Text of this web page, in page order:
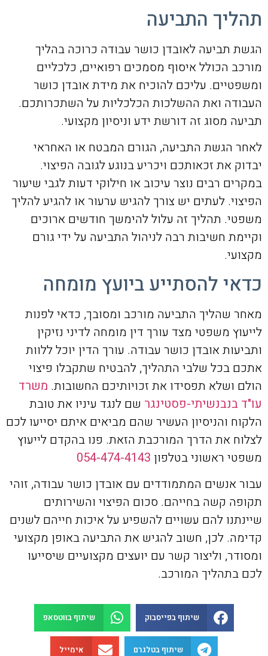
תהליך התביעה
הגשת תביעה לאובדן כושר עבודה כרוכה בהליך
מורכב הכולל איסוף מסמכים רפואיים, כלכליים
ומשפטיים. עליכם להוכיח את מידת אובדן כושר
העבודה ואת ההשלכות הכלכליות על השתכרותכם.
תביעה מסוג זה דורשת ידע וניסיון מקצועי.
לאחר הגשת התביעה, הגורם המבטח או האחראי
יבדוק את זכאותכם ויכריע בנוגע לגובה הפיצוי.
במקרים רבים נוצר עיכוב או חילוקי דעות לגבי שיעור
הפיצוי. לעתים יש צורך להגיש ערעור או להגיע להליך
משפטי. תהליך זה עלול להימשך חודשים ארוכים
וקיימת חשיבות רבה לניהול התביעה על ידי גורם
מקצועי.
כדאי להסתייע ביועץ מומחה
מאחר שהליך התביעה מורכב ומסובך, כדאי לפנות
לייעוץ משפטי מצד עורך דין מומחה לדיני נזיקין
ותביעות אובדן כושר עבודה. עורך הדין יוכל ללוות
אתכם בכל שלבי התהליך, להבטיח שתקבלו פיצוי
הולם ושלא תפסידו את זכויותיכם החשובות. משרד
עו"ד בנבנשיתי-פסטינגר שם לנגד עיניו את טובת
הלקוח והניסיון העשיר שהם מביאים איתם יסייעו לכם
לצלוח את הדרך המורכבת הזאת. פנו בהקדם לייעוץ
משפטי ראשוני בטלפון 054-474-4143
עבור אנשים המתמודדים עם אובדן כושר עבודה, זוהי
תקופה קשה בחייהם. סכום הפיצוי והשירותים
שיינתנו להם עשויים להשפיע על איכות חייהם לשנים
קדימה. לכן, חשוב להגיש את התביעה באופן מקצועי
ומסודר, וליצור קשר עם יועצים מקצועיים שיסייעו
לכם בתהליך המורכב.
שיתוף בפייסבוק שיתוף בווטסאפ
שיתוף בטלגרם אימייל